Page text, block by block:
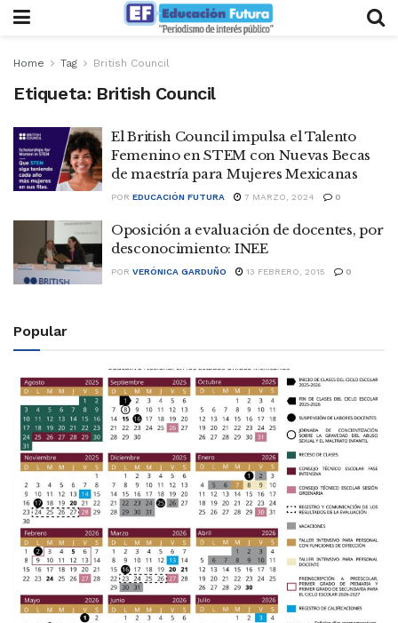
Home Tag British Council
Etiqueta: British Council
El British Council impulsa el Talento
Femenino en STEM con Nuevas Becas
de maestría para Mujeres Mexicanas
POR EDUCACIÓN FUTURA 7 MARZO, 2024 0
Oposición a evaluación de docentes, por
desconocimiento: INEE
POR VERÓNICA GARDUÑO 13 FEBRERO, 2015 0
Popular